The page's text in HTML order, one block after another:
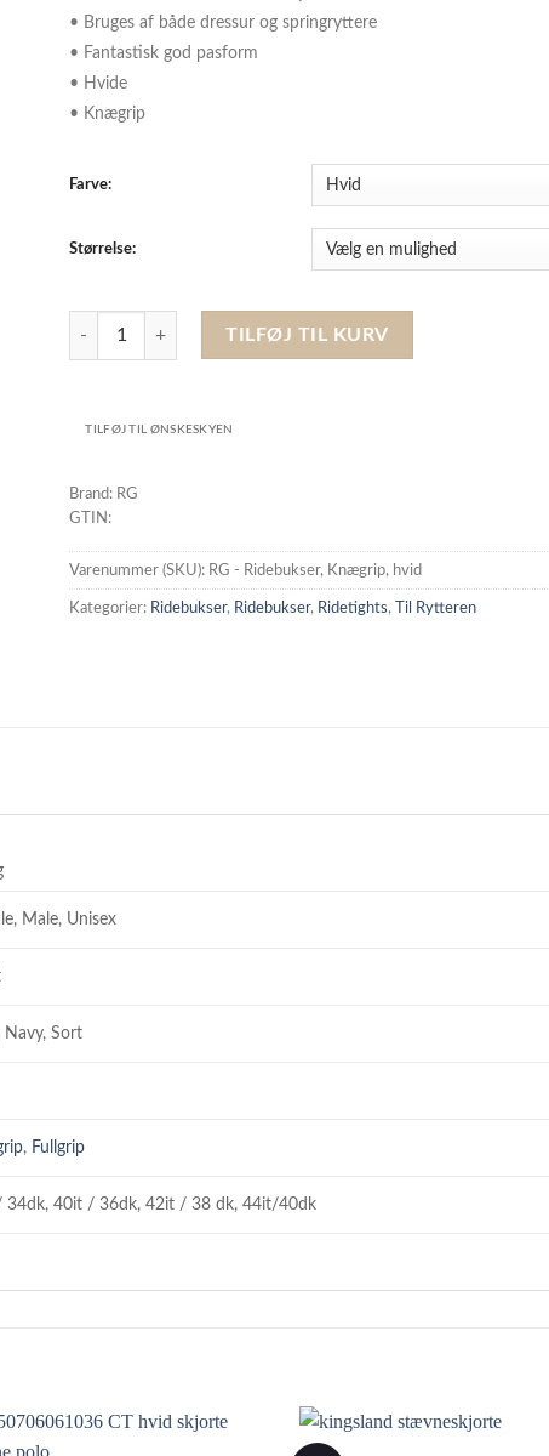
• Bruges af både dressur og springryttere
• Fantastisk god pasform
• Hvide
• Knægrip
Farve:
Størrelse:
RG - Hvide Ridebukser, Knægrip antal
TILFØJ TIL KURV
TILFØJ TIL ØNSKESKYEN
Brand: RG
GTIN:
Varenummer (SKU): RG - Ridebukser, Knægrip, hvid
Kategorier: Ridebukser, Ridebukser, Ridetights, Til Rytteren
Male, Unisex
Navy, Sort
, Fullgrip
34dk, 40it / 36dk, 42it / 38 dk, 44it/40dk